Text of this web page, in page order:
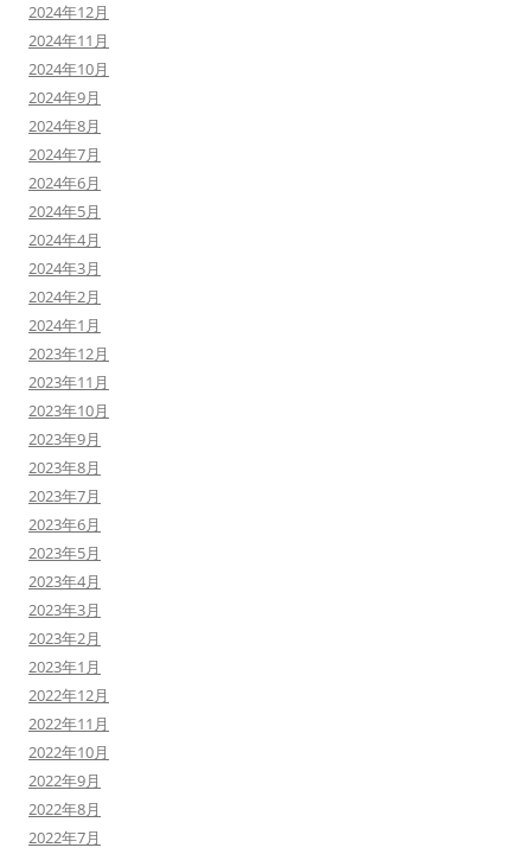
2024年12月
2024年11月
2024年10月
2024年9月
2024年8月
2024年7月
2024年6月
2024年5月
2024年4月
2024年3月
2024年2月
2024年1月
2023年12月
2023年11月
2023年10月
2023年9月
2023年8月
2023年7月
2023年6月
2023年5月
2023年4月
2023年3月
2023年2月
2023年1月
2022年12月
2022年11月
2022年10月
2022年9月
2022年8月
2022年7月